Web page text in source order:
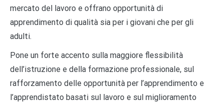
mercato del lavoro e offrano opportunità di
apprendimento di qualità sia per i giovani che per gli
adulti.
Pone un forte accento sulla maggiore flessibilità
dell’istruzione e della formazione professionale, sul
rafforzamento delle opportunità per l’apprendimento e
l’apprendistato basati sul lavoro e sul miglioramento